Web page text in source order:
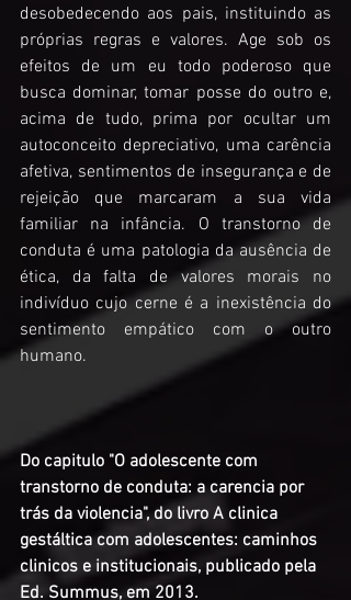
desobedecendo aos pais, instituindo as
próprias regras e valores. Age sob os
efeitos de um eu todo poderoso que
busca dominar, tomar posse do outro e,
acima de tudo, prima por ocultar um
autoconceito depreciativo, uma carência
afetiva, sentimentos de insegurança e de
rejeição que marcaram a sua vida
familiar na infância. O transtorno de
conduta é uma patologia da ausência de
ética, da falta de valores morais no
indivíduo cujo cerne é a inexistência do
sentimento empático com o outro
humano.
Do capitulo "O adolescente com
transtorno de conduta: a carencia por
trás da violencia", do livro A clinica
gestáltica com adolescentes: caminhos
clinicos e institucionais, publicado pela
Ed. Summus, em 2013.